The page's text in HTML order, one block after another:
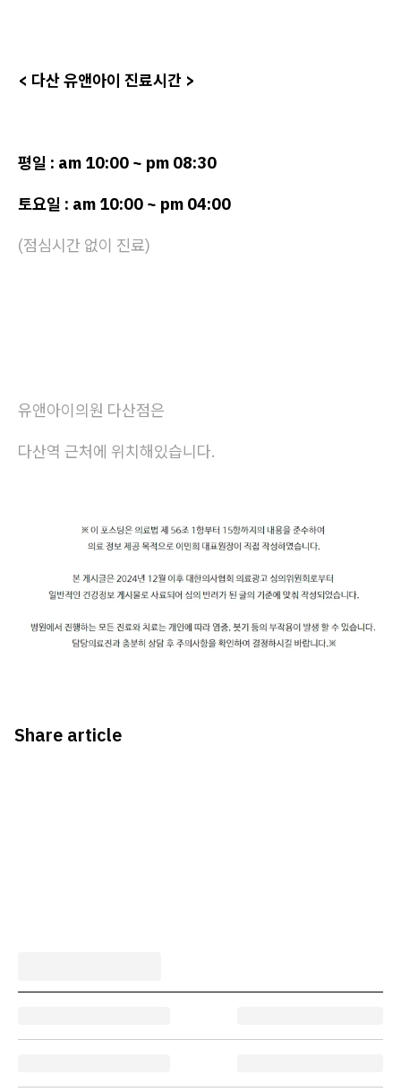
< 다산 유앤아이 진료시간 >
평일 : am 10:00 ~ pm 08:30
토요일 : am 10:00 ~ pm 04:00
(점심시간 없이 진료)
유앤아이의원 다산점은
다산역 근처에 위치해있습니다.
Share article